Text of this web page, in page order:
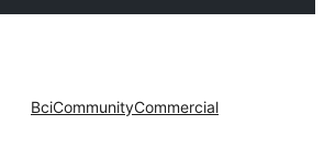
ВсіCommunityCommercial